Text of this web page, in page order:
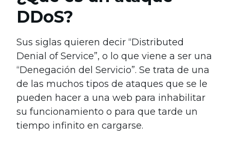
DDoS?
Sus siglas quieren decir “Distributed
Denial of Service”, o lo que viene a ser una
“Denegación del Servicio”. Se trata de una
de las muchos tipos de ataques que se le
pueden hacer a una web para inhabilitar
su funcionamiento o para que tarde un
tiempo infinito en cargarse.